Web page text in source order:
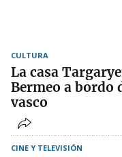
CULTURA
La casa
Bermeo a bordo
vasco
CINE Y TELEVISIÓN